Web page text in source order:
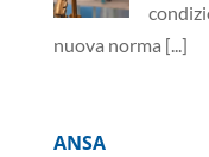
nuova norma [...]
ANSA